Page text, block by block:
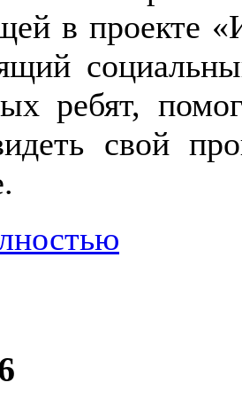
в проекте
ребят,
свой